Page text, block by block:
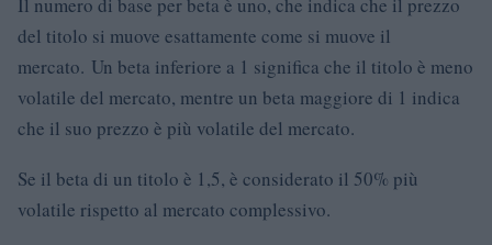
del titolo si muove esattamente come si muove il
mercato. Un beta inferiore a 1 significa che il titolo è meno
volatile del mercato, mentre un beta maggiore di 1 indica
che il suo prezzo è più volatile del mercato.
Se il beta di un titolo è 1,5, è considerato il 50% più
volatile rispetto al mercato complessivo.